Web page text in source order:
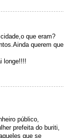
que eram?
querem que
longe!!!!
público,
prefeita do buriti,
que se